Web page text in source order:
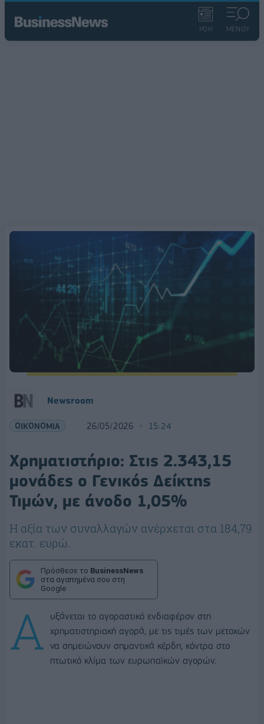
ΡΟΗ ΜΕΝΟΥ
Newsroom
ΟΙΚΟΝΟΜΙΑ 26/05/2026 15:24
Χρηματιστήριο: Στις 2.343,15
μονάδες ο Γενικός Δείκτης
Τιμών, με άνοδο 1,05%
Η αξία των συναλλαγών ανέρχεται στα 184,79
εκατ. ευρώ.
Πρόσθεσε το BusinessNews
στα αγαπημένα σου στη
Google
Α
υξάνεται το αγοραστικό ενδιαφέρον στη
χρηματιστηριακή αγορά, με τις τιμές των μετοχών
να σημειώνουν σημαντικά κέρδη, κόντρα στο
πτωτικό κλίμα των ευρωπαϊκών αγορών.